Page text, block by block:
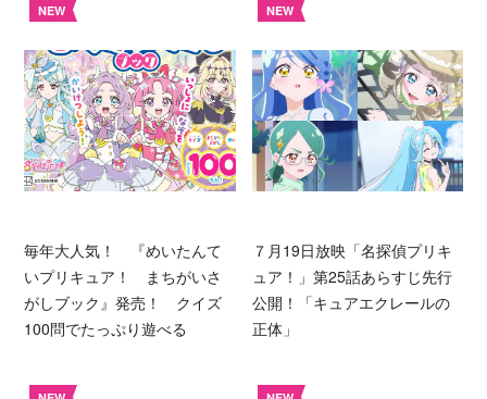
NEW
毎年大人気！ 『めいたんて
いプリキュア！ まちがいさ
がしブック』発売！ クイズ
100問でたっぷり遊べる
NEW
７月19日放映「名探偵プリキ
ュア！」第25話あらすじ先行
公開！「キュアエクレールの
正体」